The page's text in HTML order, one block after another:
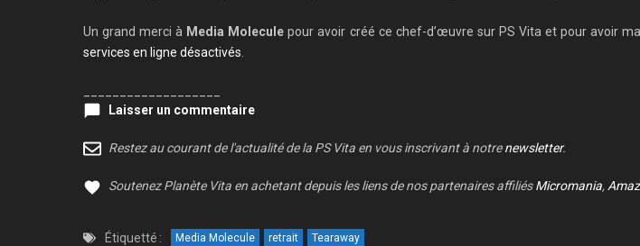
Un grand merci à Media Molecule pour avoir créé ce chef-d’œuvre sur PS Vita et pour avoir
services en ligne désactivés
Laisser un commentaire
Restez au courant de l'actualité de la PS Vita en vous inscrivant à notrenewsletter.
Soutenez Planète Vita en achetant depuis les liens de nos partenaires affiliésMicromania,
Étiquetté : Media Molecule retrait Tearaway